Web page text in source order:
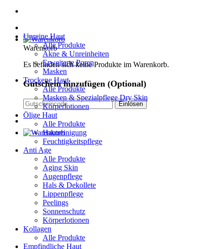
Warenkorb
Es befinden sich keine Produkte im Warenkorb.
Gutschein hinzufügen (Optional)
Unreine Haut
Alle Produkte
Akne & Unreinheiten
Erweiterte Poren
Masken
Trockene Haut
Alle Produkte
Masken & Spezialpflege Dry Skin
Körperlotionen
Ölige Haut
Alle Produkte
Hautreinigung
Feuchtigkeitspflege
Anti Age
Alle Produkte
Aging Skin
Augenpflege
Hals & Dekollete
Lippenpflege
Peelings
Sonnenschutz
Körperlotionen
Kollagen
Alle Produkte
Empfindliche Haut